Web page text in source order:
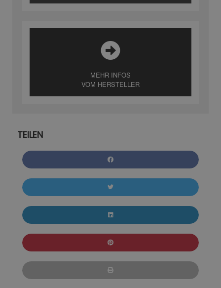
MEHR INFOS
VOM HERSTELLER
TEILEN